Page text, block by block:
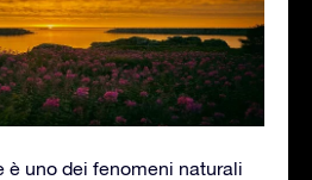
è uno dei fenomeni naturali